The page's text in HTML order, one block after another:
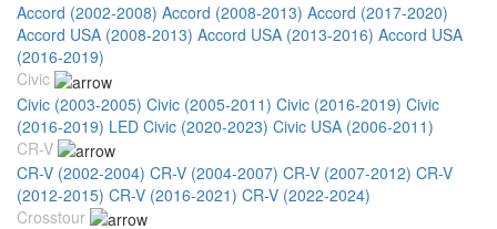
Accord (2002-2008) Accord (2008-2013) Accord (2017-2020)
Accord USA (2008-2013) Accord USA (2013-2016) Accord USA
(2016-2019)
Civic
Civic (2003-2005) Civic (2005-2011) Civic (2016-2019) Civic
(2016-2019) LED Civic (2020-2023) Civic USA (2006-2011)
CR-V
CR-V (2002-2004) CR-V (2004-2007) CR-V (2007-2012) CR-V
(2012-2015) CR-V (2016-2021) CR-V (2022-2024)
Crosstour